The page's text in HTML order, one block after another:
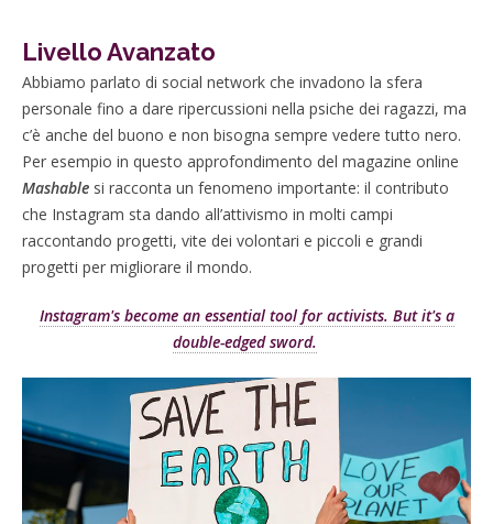
Livello Avanzato
Abbiamo parlato di social network che invadono la sfera
personale fino a dare ripercussioni nella psiche dei ragazzi, ma
c’è anche del buono e non bisogna sempre vedere tutto nero.
Per esempio in questo approfondimento del magazine online
Mashable si racconta un fenomeno importante: il contributo
che Instagram sta dando all’attivismo in molti campi
raccontando progetti, vite dei volontari e piccoli e grandi
progetti per migliorare il mondo.
Instagram's become an essential tool for activists. But it's a
double-edged sword.